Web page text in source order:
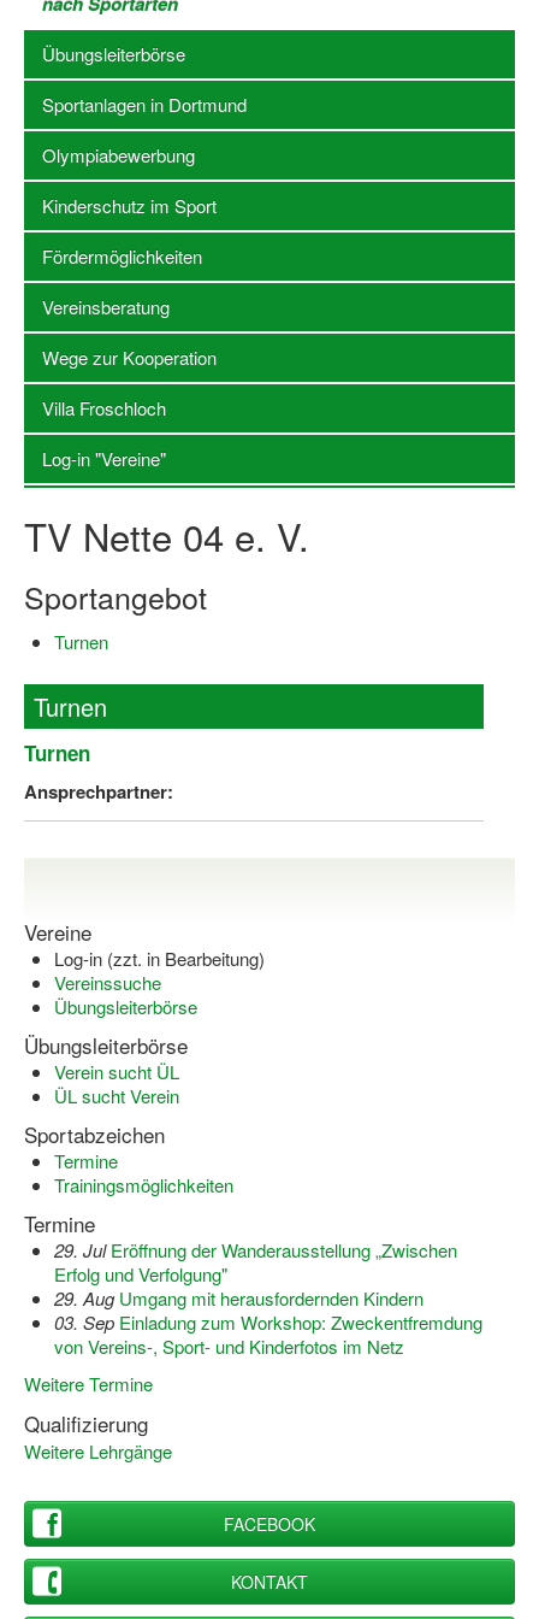
Stellenangebote SSB Dortmund
Vereine
Übungsleiterbörse
Sportanlagen in Dortmund
Olympiabewerbung
Kinderschutz im Sport
Fördermöglichkeiten
Vereinsberatung
Wege zur Kooperation
Villa Froschloch
Qualifizierung
Übersicht Qualifizierungswege
Qualifizierung im Vereinsmanagement
Bezuschussung Qualifizierung für Dortmunder
Projekte
Open Sports Day
Dortmund lernt Schwimmen
Mädchen in Mannschaftssportarten
Bewegungszwerge
Bewegungskindergarten
Mini-Sportabzeichen
Sportgutschein 4.0
SportartCheck
Sport im Ganztag
Integration durch Sport
NRW bewegt seine KINDER!
Übungsleiterbörse
Sportanlagen in Dortmund
Olympiabewerbung
Kinderschutz im Sport
Fördermöglichkeiten
Vereinsberatung
Wege zur Kooperation
Villa Froschloch
Log-in "Vereine"
TV Nette 04 e. V.
Sportangebot
Turnen
Turnen
Turnen
Ansprechpartner:
Vereine
Log-in (zzt. in Bearbeitung)
Vereinssuche
Übungsleiterbörse
Übungsleiterbörse
Verein sucht ÜL
ÜL sucht Verein
Sportabzeichen
Termine
Trainingsmöglichkeiten
Termine
29. Jul Eröffnung der Wanderausstellung „Zwischen
Erfolg und Verfolgung"
29. Aug Umgang mit herausfordernden Kindern
03. Sep Einladung zum Workshop: Zweckentfremdung
von Vereins-, Sport- und Kinderfotos im Netz
Weitere Termine
Qualifizierung
Weitere Lehrgänge
FACEBOOK
KONTAKT